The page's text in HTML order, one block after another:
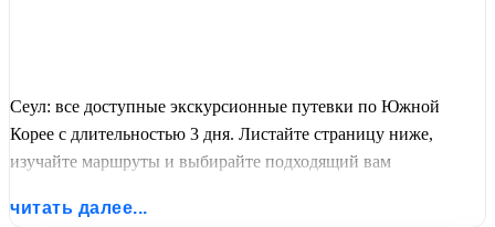
Сеул: все доступные экскурсионные путевки по Южной
Корее с длительностью 3 дня. Листайте страницу ниже,
изучайте маршруты и выбирайте подходящий вам
United Travel Systems.
читать далее...